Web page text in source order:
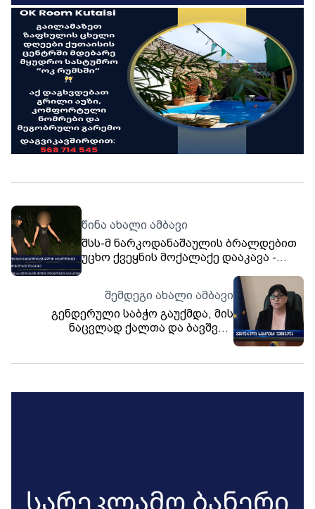
წინა ახალი ამბავი
შსს-მ ნარკოდანაშაულის ბრალდებით
უცხო ქვეყნის მოქალაქე დააკავა -
შემდეგი ახალი ამბავი
გენდერული საბჭო გაუქმდა, მის
ნაცვლად ქალთა და ბავშვთა